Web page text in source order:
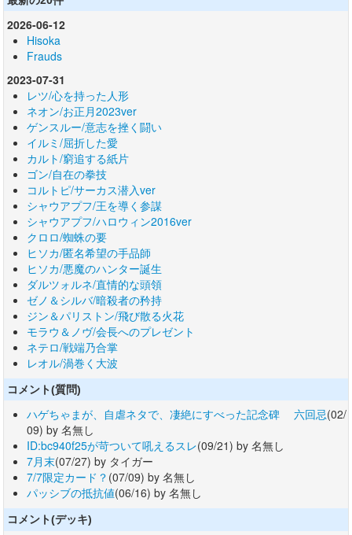
2026-06-12
Hisoka
Frauds
2023-07-31
レツ/心を持った人形
ネオン/お正月2023ver
ゲンスルー/意志を挫く闘い
イルミ/屈折した愛
カルト/窮追する紙片
ゴン/自在の拳技
コルトピ/サーカス潜入ver
シャウアプフ/王を導く参謀
シャウアプフ/ハロウィン2016ver
クロロ/蜘蛛の要
ヒソカ/匿名希望の手品師
ヒソカ/悪魔のハンター誕生
ダルツォルネ/直情的な頭領
ゼノ＆シルバ/暗殺者の矜持
ジン＆パリストン/飛び散る火花
モラウ＆ノヴ/会長へのプレゼント
ネテロ/戦端乃合掌
レオル/渦巻く大波
コメント(質問)
ハゲちゃまが、自虐ネタで、凄絶にすべった記念碑 六回忌(02/
09) by 名無し
ID:bc940f25が苛ついて吼えるスレ(09/21) by 名無し
7月末(07/27) by タイガー
7/7限定カード？ (07/09) by 名無し
パッシブの抵抗値(06/16) by 名無し
コメント(デッキ)